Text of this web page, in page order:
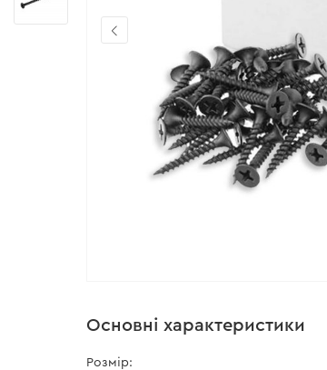
Основні характеристики
Розмір: